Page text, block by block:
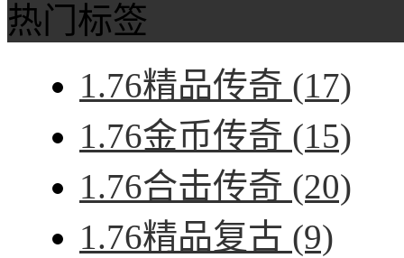
热门标签
1.76精品传奇 (17)
1.76金币传奇 (15)
1.76合击传奇 (20)
1.76精品复古 (9)